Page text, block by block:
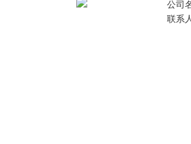
公司
联系